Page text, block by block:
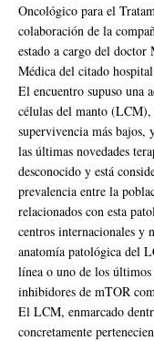
Oncológico para el
colaboración de la
estado a cargo del
Médica del citado
El encuentro supuso una
células del manto
supervivencia más bajos,
las últimas novedades
desconocido y está
prevalencia entre la
relacionados con esta
centros internacionales y
anatomía patológica del
línea o uno de los
inhibidores de mTOR
El LCM, enmarcado
concretamente